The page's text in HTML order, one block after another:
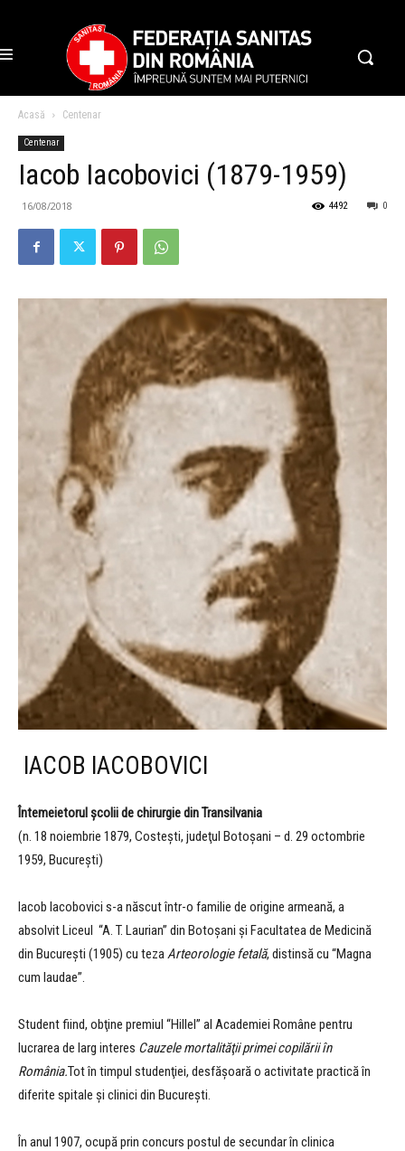
Acasă Centenar
Centenar
Iacob Iacobovici (1879-1959)
16/08/2018 0
4492
IACOB IACOBOVICI
Întemeietorul şcolii de chirurgie din Transilvania
(n. 18 noiembrie 1879, Costeşti, judeţul Botoşani – d. 29 octombrie
1959, Bucureşti)
Iacob Iacobovici s-a născut într-o familie de origine armeană, a
absolvit Liceul “A. T. Laurian” din Botoşani şi Facultatea de Medicină
din Bucureşti (1905) cu teza Arteorologie fetală, distinsă cu “Magna
cum laudae”.
Student fiind, obţine premiul “Hillel” al Academiei Române pentru
lucrarea de larg interes Cauzele mortalităţii primei copilării în
România.Tot în timpul studenţiei, desfăşoară o activitate practică în
diferite spitale şi clinici din Bucureşti.
În anul 1907, ocupă prin concurs postul de secundar în clinica